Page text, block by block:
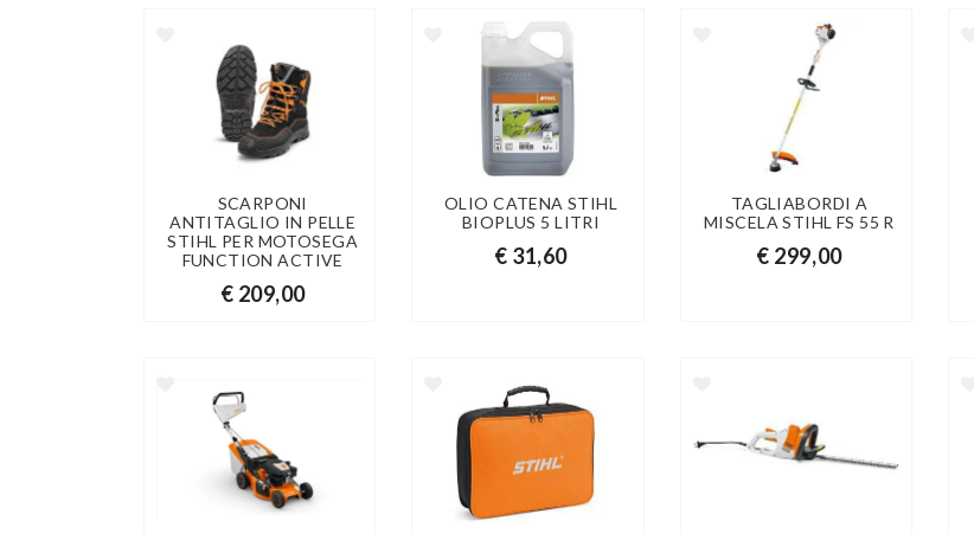
SCARPONI
ANTITAGLIO IN PELLE
STIHL PER MOTOSEGA
FUNCTION ACTIVE
€ 209,00
OLIO CATENA STIHL
BIOPLUS 5 LITRI
€ 31,60
TAGLIABORDI A
MISCELA STIHL FS 55 R
€ 299,00